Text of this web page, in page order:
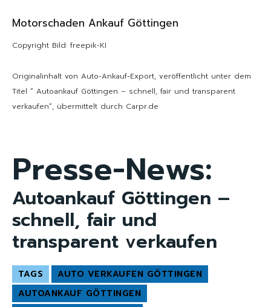
Motorschaden Ankauf Göttingen
Copyright Bild: freepik-KI
Originalinhalt von Auto-Ankauf-Export, veröffentlicht unter dem
Titel “ Autoankauf Göttingen – schnell, fair und transparent
verkaufen“, übermittelt durch Carpr.de
Presse-News:
Autoankauf Göttingen –
schnell, fair und
transparent verkaufen
TAGS
AUTO VERKAUFEN GÖTTINGEN
AUTOANKAUF GÖTTINGEN